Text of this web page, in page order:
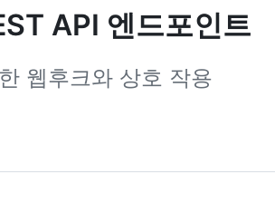
API 엔드포인트
웹후크와 상호 작용